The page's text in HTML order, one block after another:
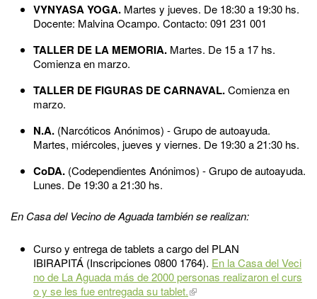
VYNYASA YOGA. Martes y jueves. De 18:30 a 19:30 hs.
Docente: Malvina Ocampo. Contacto: 091 231 001
TALLER DE LA MEMORIA.​ Martes. De 15 a 17 hs.
Comienza en marzo.
TALLER DE FIGURAS DE CARNAVAL.​Comienza en
marzo.
N.A.​ (Narcóticos Anónimos) - Grupo de autoayuda.
Martes, miércoles, jueves y viernes. De 19:30 a 21:30 hs.
CoDA​. (Codependientes Anónimos) - Grupo de autoayuda.
Lunes. De 19:30 a 21:30 hs.
En Casa del Vecino de Aguada también se realizan:
Curso y entrega de tablets a cargo del PLAN
IBIRAPITÁ (Inscripciones 0800 1764). En la Casa del Veci
no de La Aguada más de 2000 personas realizaron el curs
o y se les fue entregada su tablet.